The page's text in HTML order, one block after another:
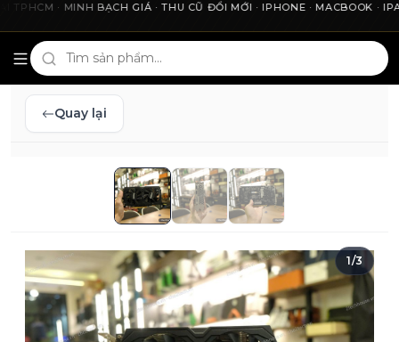
Cho2Tech và 2Techhouse — chợ công nghệ uy tín tại
· MINH BẠCH GIÁ · THU CŨ ĐỔI MỚI · IPHONE · MACBOOK ·
Quay lại
1/3